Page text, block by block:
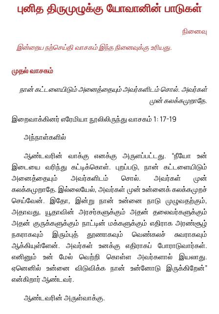
புனித திருமுழுக்கு யோவானின் பாடுகள்
நினைவு
இன்றைய நற்செய்தி வாசகம் இந்த நினைவுக்கு உரியது.
முதல் வாசகம்
நான் கட்டளையிடும் அனைத்தையும் அவர்களிடம் சொல். அவர்கள்
முன் கலக்கமுறாதே.
இறைவாக்கினர் எரேமியா நூலிலிருந்து வாசகம் 1: 17-19
அந்நாள்களில்
ஆண்டவரின் வாக்கு எனக்கு அருளப்பட்டது. “நீயோ உன்
இடையை வரிந்து கட்டிக்கொள். புறப்படு, நான் கட்டளையிடும்
அனைத்தையும் அவர்களிடம் சொல். அவர்கள் முன்
கலக்கமுறாதே. இல்லையேல், அவர்கள் முன் உன்னைக் கலக்கமுறச்
செய்வேன். இதோ, இன்று நான் உன்னை நாடு முழுவதற்கும்,
அதாவது, யூதாவின் அரசர்களுக்கும் அதன் தலைவர்களுக்கும்
அதன் குருக்களுக்கும் நாட்டின் மக்களுக்கும் எதிராக அரண்சூழ்
நகராகவும் இரும்புத் தூணாகவும் வெண்கலச் சுவராகவும்
ஆக்கியுள்ளேன். அவர்கள் உனக்கு எதிராகப் போராடுவார்கள்.
எனினும் உன் மேல் வெற்றி கொள்ள அவர்களால் இயலாது.
ஏனெனில் உன்னை விடுவிக்க நான் உன்னோடு இருக்கிறேன்”
என்கிறார் ஆண்டவர்.
ஆண்டவரின் அருள்வாக்கு.